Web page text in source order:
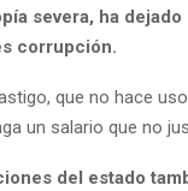
severa, ha
corrupción.
que no hace
un salario que no
del estado